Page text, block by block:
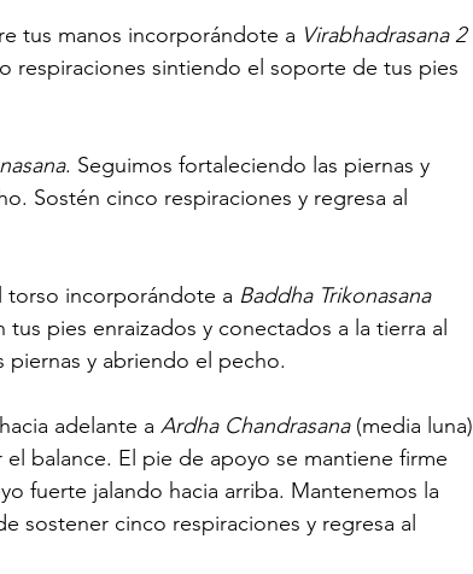
tus manos incorporándote a Virabhadrasana 2
respiraciones sintiendo el soporte de tus pies
. Seguimos fortaleciendo las piernas y
Sostén cinco respiraciones y regresa al
torso incorporándote a Baddha Trikonasana
pies enraizados y conectados a la tierra al
y abriendo el pecho.
adelante a Ardha Chandrasana (media luna)
balance. El pie de apoyo se mantiene firme
fuerte jalando hacia arriba. Mantenemos la
sostener cinco respiraciones y regresa al